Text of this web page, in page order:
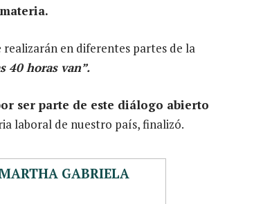
realizarán en diferentes partes de la
40 horas van”.
ser parte de este diálogo abierto
laboral de nuestro país, finalizó.
GABRIELA